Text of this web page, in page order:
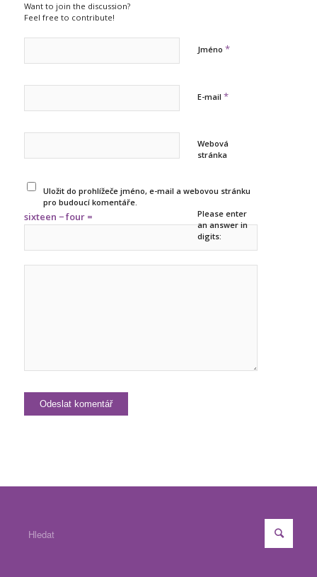
Want to join the discussion?
Feel free to contribute!
Jméno *
E-mail *
Webová
stránka
Uložit do prohlížeče jméno, e-mail a webovou stránku
pro budoucí komentáře.
Please enter
an answer in
digits:
sixteen − four =